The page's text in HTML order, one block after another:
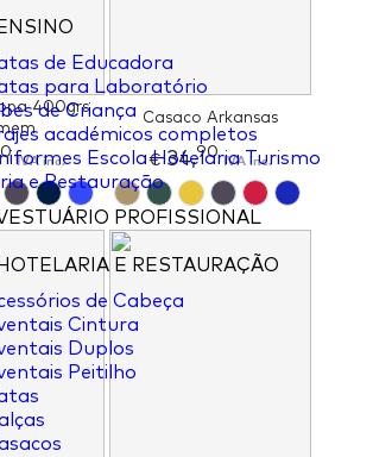
ENSINO
de Educadora
para Laboratório
de Criança
académicos completos
Escola Hotelaria Turismo
e Restauração
PROFISSIONAL
HOTELARIA E RESTAURAÇÃO
de Cabeça
Cintura
Duplos
Peitilho
400grs
IVA inc.
Casaco Arkansas
€34,90 IVA inc.